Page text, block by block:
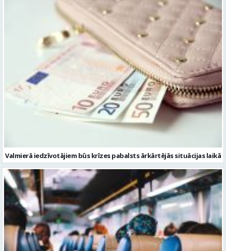
Valmierā iedzīvotājiem būs krīzes pabalsts ārkārtējās situācijas laikā